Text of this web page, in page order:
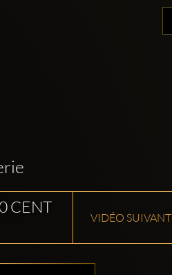
CENT
VIDÉO SUIVANT